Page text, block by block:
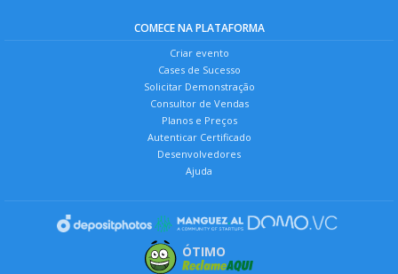
COMECE NA PLATAFORMA
Criar evento
Cases de Sucesso
Solicitar Demonstração
Consultor de Vendas
Planos e Preços
Autenticar Certificado
Desenvolvedores
Ajuda
ÓTIMO